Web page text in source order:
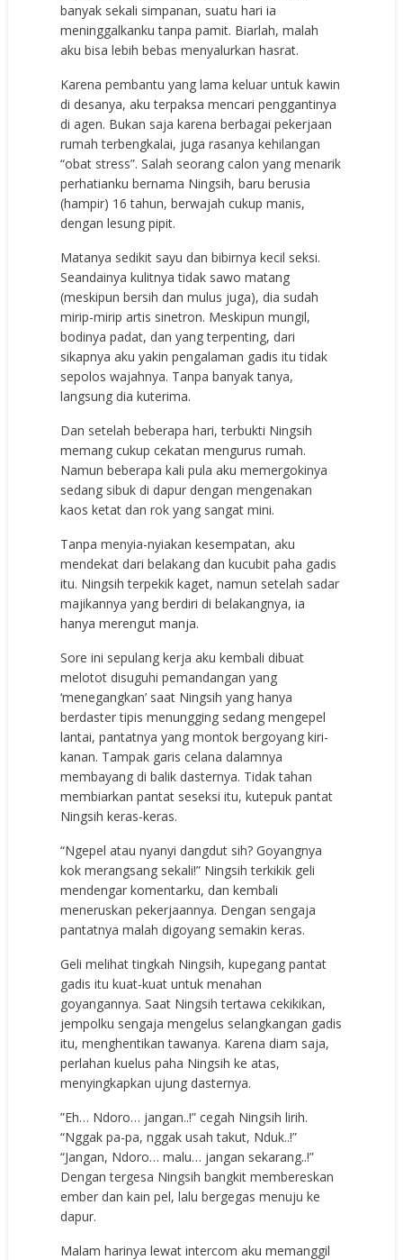
banyak sekali simpanan, suatu hari ia
meninggalkanku tanpa pamit. Biarlah, malah
aku bisa lebih bebas menyalurkan hasrat.
Karena pembantu yang lama keluar untuk kawin
di desanya, aku terpaksa mencari penggantinya
di agen. Bukan saja karena berbagai pekerjaan
rumah terbengkalai, juga rasanya kehilangan
“obat stress”. Salah seorang calon yang menarik
perhatianku bernama Ningsih, baru berusia
(hampir) 16 tahun, berwajah cukup manis,
dengan lesung pipit.
Matanya sedikit sayu dan bibirnya kecil seksi.
Seandainya kulitnya tidak sawo matang
(meskipun bersih dan mulus juga), dia sudah
mirip-mirip artis sinetron. Meskipun mungil,
bodinya padat, dan yang terpenting, dari
sikapnya aku yakin pengalaman gadis itu tidak
sepolos wajahnya. Tanpa banyak tanya,
langsung dia kuterima.
Dan setelah beberapa hari, terbukti Ningsih
memang cukup cekatan mengurus rumah.
Namun beberapa kali pula aku memergokinya
sedang sibuk di dapur dengan mengenakan
kaos ketat dan rok yang sangat mini.
Tanpa menyia-nyiakan kesempatan, aku
mendekat dari belakang dan kucubit paha gadis
itu. Ningsih terpekik kaget, namun setelah sadar
majikannya yang berdiri di belakangnya, ia
hanya merengut manja.
Sore ini sepulang kerja aku kembali dibuat
melotot disuguhi pemandangan yang
‘menegangkan’ saat Ningsih yang hanya
berdaster tipis menungging sedang mengepel
lantai, pantatnya yang montok bergoyang kiri-
kanan. Tampak garis celana dalamnya
membayang di balik dasternya. Tidak tahan
membiarkan pantat seseksi itu, kutepuk pantat
Ningsih keras-keras.
“Ngepel atau nyanyi dangdut sih? Goyangnya
kok merangsang sekali!” Ningsih terkikik geli
mendengar komentarku, dan kembali
meneruskan pekerjaannya. Dengan sengaja
pantatnya malah digoyang semakin keras.
Geli melihat tingkah Ningsih, kupegang pantat
gadis itu kuat-kuat untuk menahan
goyangannya. Saat Ningsih tertawa cekikikan,
jempolku sengaja mengelus selangkangan gadis
itu, menghentikan tawanya. Karena diam saja,
perlahan kuelus paha Ningsih ke atas,
menyingkapkan ujung dasternya.
”Eh… Ndoro… jangan..!” cegah Ningsih lirih.
“Nggak pa-pa, nggak usah takut, Nduk..!”
“Jangan, Ndoro… malu… jangan sekarang..!”
Dengan tergesa Ningsih bangkit membereskan
ember dan kain pel, lalu bergegas menuju ke
dapur.
Malam harinya lewat intercom aku memanggil